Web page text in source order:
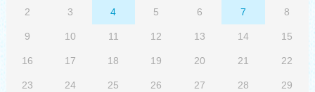
2 3 4 5 6 7 8
9 10 11 12 13 14 15
16 17 18 19 20 21 22
23 24 25 26 27 28 29